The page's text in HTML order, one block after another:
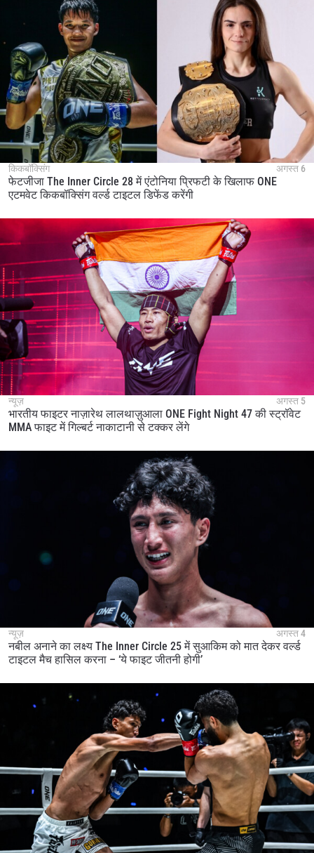
किकबॉक्सिंग अगस्त 6
फेटजीजा The Inner Circle 28 में एंटोनिया प्रिफटी के खिलाफ ONE
एटमवेट किकबॉक्सिंग वर्ल्ड टाइटल डिफेंड करेंगी
न्यूज़ अगस्त 5
भारतीय फाइटर नाज़ारेथ लालथाज़ुआला ONE Fight Night 47 की स्ट्रॉवेट
MMA फाइट में गिल्बर्ट नाकाटानी से टक्कर लेंगे
न्यूज़ अगस्त 4
नबील अनाने का लक्ष्य The Inner Circle 25 में सुआकिम को मात देकर वर्ल्ड
टाइटल मैच हासिल करना – ‘ये फाइट जीतनी होगी’